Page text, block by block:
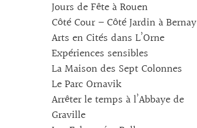
Jours de Fête à Rouen
Côté Cour – Côté Jardin à Bernay
Arts en Cités dans L’Orne
Expériences sensibles
La Maison des Sept Colonnes
Le Parc Ornavik
Arrêter le temps à l’Abbaye de
Graville